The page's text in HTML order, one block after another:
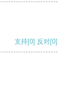
支持[0] 反对[0]